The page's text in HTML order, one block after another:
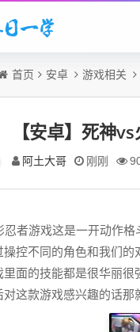
首页 安卓 游戏相关
【安卓】死神
阿土大哥 刚刚
忍者游戏这是一开动作
操控不同的角色和我们
里面的技能都是很华丽
这款游戏感兴趣的话那